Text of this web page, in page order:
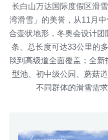
长白山万达国际度假区滑
湾滑雪」的美誉，从11月
合壶状地形，冬奥会设计
条、总长度可达33公里的
毯到高级道全面覆盖；全
型池、初中级公园、蘑菇
不同群体的滑雪需